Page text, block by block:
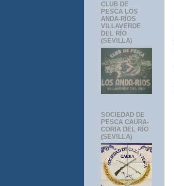
CLUB DE
PESCA LOS
ANDA-RÍOS
VILLAVERDE
DEL RÍO
(SEVILLA)
SOCIEDAD DE
PESCA CAURA-
CORIA DEL RÍO
(SEVILLA)